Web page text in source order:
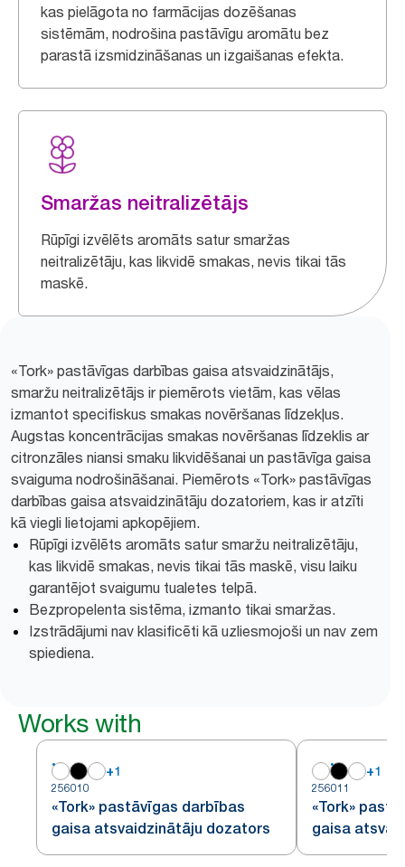
kas pielāgota no farmācijas dozēšanas
sistēmām, nodrošina pastāvīgu aromātu bez
parastā izsmidzināšanas un izgaišanas efekta.
Smaržas neitralizētājs
Rūpīgi izvēlēts aromāts satur smaržas
neitralizētāju, kas likvidē smakas, nevis tikai tās
maskē.
«Tork» pastāvīgas darbības gaisa atsvaidzinātājs,
smaržu neitralizētājs ir piemērots vietām, kas vēlas
izmantot specifiskus smakas novēršanas līdzekļus.
Augstas koncentrācijas smakas novēršanas līdzeklis ar
citronzāles niansi smaku likvidēšanai un pastāvīga gaisa
svaiguma nodrošināšanai. Piemērots «Tork» pastāvīgas
darbības gaisa atsvaidzinātāju dozatoriem, kas ir atzīti
kā viegli lietojami apkopējiem.
Rūpīgi izvēlēts aromāts satur smaržu neitralizētāju,
kas likvidē smakas, nevis tikai tās maskē, visu laiku
garantējot svaigumu tualetes telpā.
Bezpropelenta sistēma, izmanto tikai smaržas.
Izstrādājumi nav klasificēti kā uzliesmojoši un nav zem
spiediena.
Works with
+1
256010
«Tork» pastāvīgas darbības
gaisa atsvaidzinātāju dozators
+1
256011
«Tork»
gaisa